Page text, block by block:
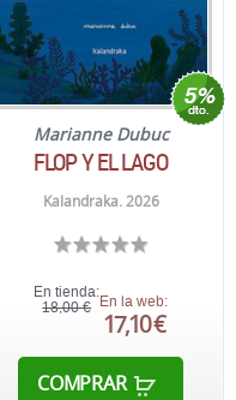
Marianne Dubuc
FLOP Y EL LAGO
Kalandraka. 2026
En tienda:
18,00 € En la web:
17,10 €
COMPRAR